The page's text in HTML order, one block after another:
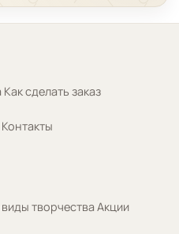
Как сделать заказ
Контакты
творчества Акции